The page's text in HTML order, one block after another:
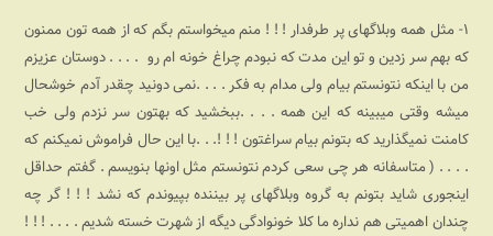
۱- مثل همه وبلاگهای پر طرفدار ! ! ! منم میخواستم بگم که از همه تون ممنون
که بهم سر زدین و تو این مدت که نبودم چراغ خونه ام رو . . . . دوستان عزیزم
من با اینکه نتونستم بیام ولی مدام به فکر . . . .نمی دونید چقدر آدم خوشحال
میشه وقتی میبینه که این همه . . . .ببخشید که بهتون سر نزدم ولی خب
کامنت نمیگذارید که بتونم بیام سراغتون ! ! !‌. . .با این حال فراموش نمیکنم که
. . . . ( متاسفانه هر چی سعی کردم نتونستم مثل اونها بنویسم . گفتم حداقل
اینجوری شاید بتونم به گروه وبلاگهای پر بیننده بپیوندم که نشد ! ! ! گر چه
چندان اهمیتی هم نداره ما کلا خونوادگی دیگه از شهرت خسته شدیم . . . . ! ! !‌‌